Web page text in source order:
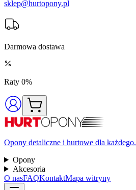
sklep@hurtopony.pl
Darmowa dostawa
Raty 0%
Opony detaliczne i hurtowe dla każdego.
Opony
Akcesoria
O nasFAQKontaktMapa witryny